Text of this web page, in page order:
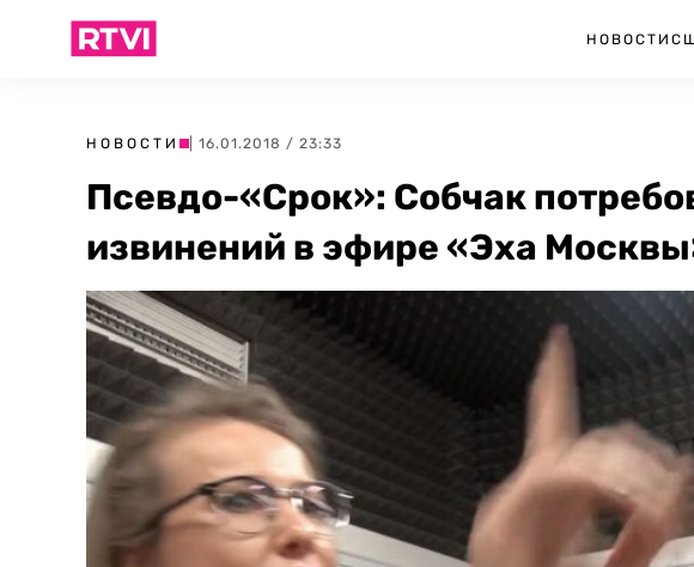
НОВОСТИ
НОВОСТИ | 16.01.2018 / 23:33
Псевдо-«Срок»: Собчак
извинений в эфире «Эха